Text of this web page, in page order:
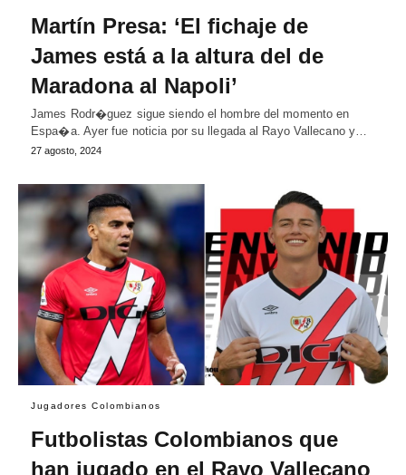
Martín Presa: ‘El fichaje de
James está a la altura del de
Maradona al Napoli’
James Rodr�guez sigue siendo el hombre del momento en
Espa�a. Ayer fue noticia por su llegada al Rayo Vallecano y…
27 agosto, 2024
Jugadores Colombianos
Futbolistas Colombianos que
han jugado en el Rayo Vallecano